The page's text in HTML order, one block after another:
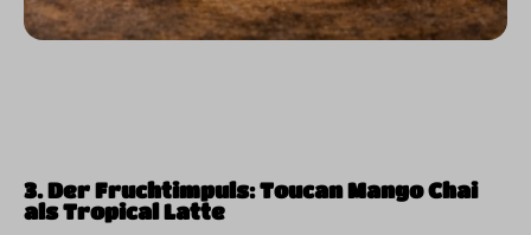
3. Der Fruchtimpuls: Toucan Mango Chai
als Tropical Latte